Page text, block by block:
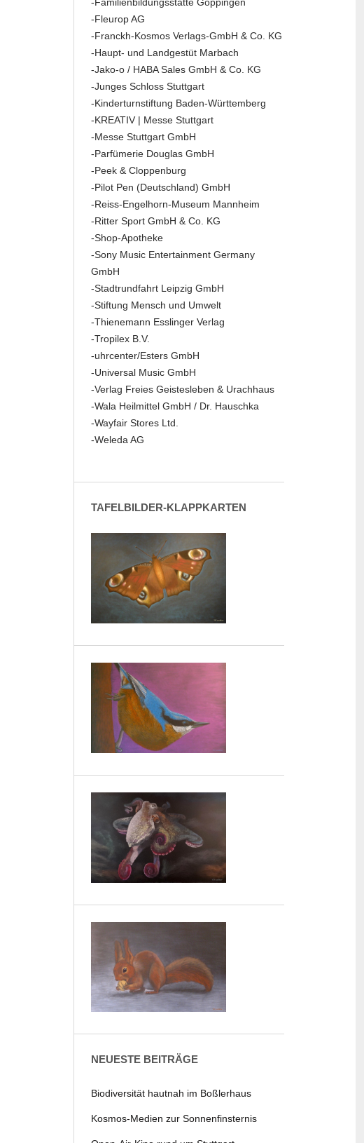
-Fleurop AG
-Franckh-Kosmos Verlags-GmbH & Co. KG
-Haupt- und Landgestüt Marbach
-Jako-o / HABA Sales GmbH & Co. KG
-Junges Schloss Stuttgart
-Kinderturnstiftung Baden-Württemberg
-KREATIV | Messe Stuttgart
-Messe Stuttgart GmbH
-Parfümerie Douglas GmbH
-Peek & Cloppenburg
-Pilot Pen (Deutschland) GmbH
-Reiss-Engelhorn-Museum Mannheim
-Ritter Sport GmbH & Co. KG
-Shop-Apotheke
-Sony Music Entertainment Germany
GmbH
-Stadtrundfahrt Leipzig GmbH
-Stiftung Mensch und Umwelt
-Thienemann Esslinger Verlag
-Tropilex B.V.
-uhrcenter/Esters GmbH
-Universal Music GmbH
-Verlag Freies Geistesleben & Urachhaus
-Wala Heilmittel GmbH / Dr. Hauschka
-Wayfair Stores Ltd.
-Weleda AG
TAFELBILDER-KLAPPKARTEN
NEUESTE BEITRÄGE
Biodiversität hautnah im Boßlerhaus
Kosmos-Medien zur Sonnenfinsternis